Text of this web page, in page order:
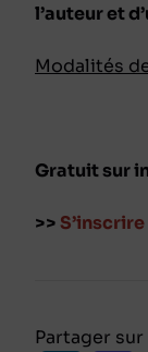
l’auteur et
Modalités
Gratuit sur
>> S’inscrire
Partager sur